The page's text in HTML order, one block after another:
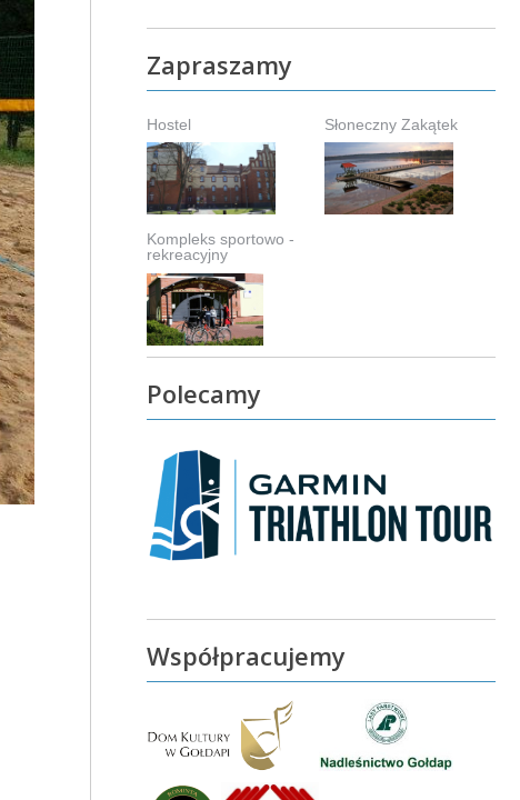
Zapraszamy
Hostel Słoneczny Zakątek
Kompleks sportowo -
rekreacyjny
Polecamy
Współpracujemy